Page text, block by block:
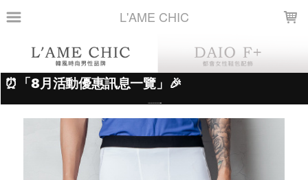
L'AME CHIC